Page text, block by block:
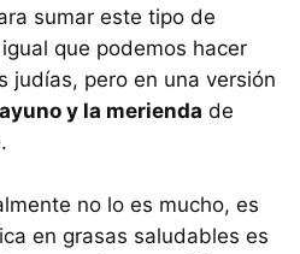
sumar este tipo de
que podemos hacer
judías, pero en una versión
y la merienda de
no lo es mucho, es
en grasas saludables es